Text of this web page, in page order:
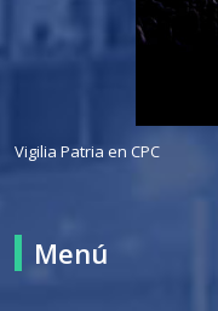
Vigilia Patria en CPC
Menú